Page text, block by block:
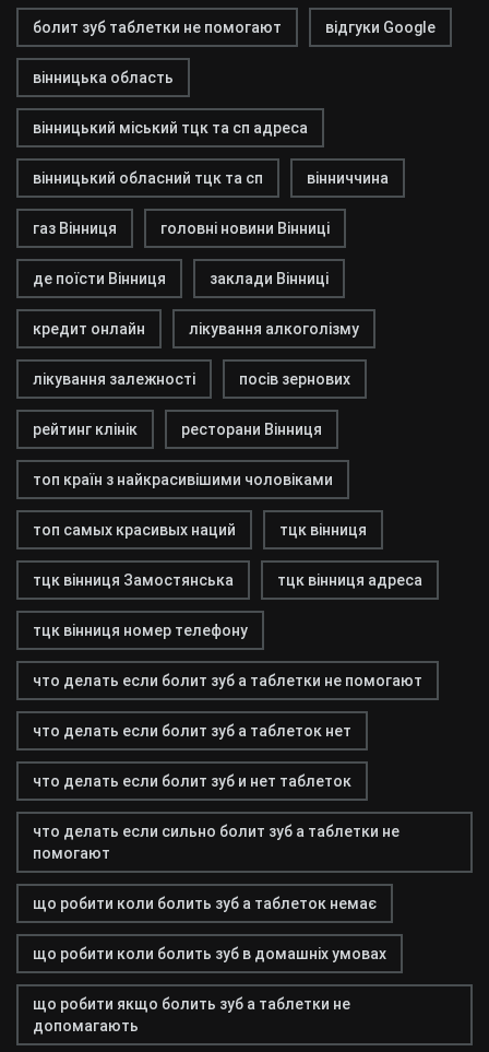
болит зуб таблетки не помогают відгуки Google
вінницька область
вінницький міський тцк та сп адреса
вінницький обласний тцк та сп вінниччина
газ Вінниця головні новини Вінниці
де поїсти Вінниця заклади Вінниці
кредит онлайн лікування алкоголізму
лікування залежності посів зернових
рейтинг клінік ресторани Вінниця
топ країн з найкрасивішими чоловіками
топ самых красивых наций тцк вінниця
тцк вінниця Замостянська тцк вінниця адреса
тцк вінниця номер телефону
что делать если болит зуб а таблетки не помогают
что делать если болит зуб а таблеток нет
что делать если болит зуб и нет таблеток
что делать если сильно болит зуб а таблетки не
помогают
що робити коли болить зуб а таблеток немає
що робити коли болить зуб в домашніх умовах
що робити якщо болить зуб а таблетки не
допомагають